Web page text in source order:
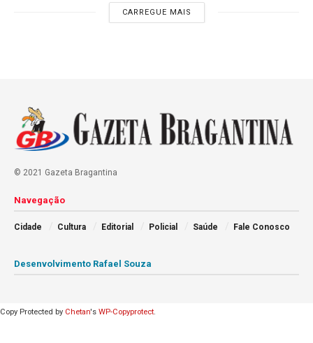
CARREGUE MAIS
© 2021 Gazeta Bragantina
Navegação
Cidade Cultura Editorial Policial Saúde Fale Conosco
Desenvolvimento Rafael Souza
Copy Protected by Chetan's WP-Copyprotect.